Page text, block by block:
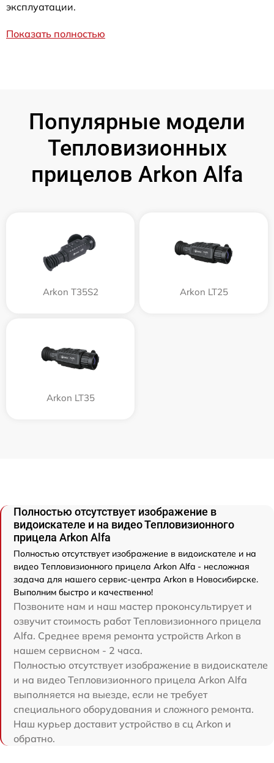
эксплуатации.
Показать полностью
Популярные модели
Тепловизионных
прицелов Arkon Alfa
Arkon T35S2 Arkon LT25
Arkon LT35
Полностью отсутствует изображение в
видоискателе и на видео Тепловизионного
прицела Arkon Alfa
Полностью отсутствует изображение в видоискателе и на
видео Тепловизионного прицела Arkon Alfa - несложная
задача для нашего сервис-центра Arkon в Новосибирске.
Выполним быстро и качественно!
Позвоните нам и наш мастер проконсультирует и
озвучит стоимость работ Тепловизионного прицела
Alfa. Среднее время ремонта устройств Arkon в
нашем сервисном - 2 часа.
Полностью отсутствует изображение в видоискателе
и на видео Тепловизионного прицела Arkon Alfa
выполняется на выезде, если не требует
специального оборудования и сложного ремонта.
Наш курьер доставит устройство в сц Arkon и
обратно.